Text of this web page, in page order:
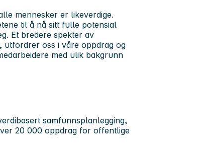
mennesker er likeverdige.
til å nå sitt fulle potensial
Et bredere spekter av
utfordrer oss i våre oppdrag og
med ulik bakgrunn
samfunnsplanlegging,
20 000 oppdrag for offentlige